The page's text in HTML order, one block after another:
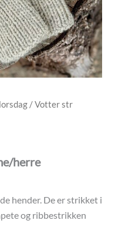
/ Votter str
herre
hender. De er strikket i
og ribbestrikken